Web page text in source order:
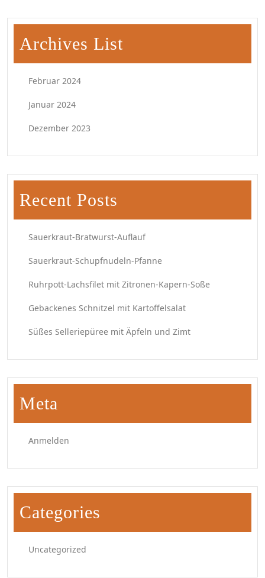
Archives List
Februar 2024
Januar 2024
Dezember 2023
Recent Posts
Sauerkraut-Bratwurst-Auflauf
Sauerkraut-Schupfnudeln-Pfanne
Ruhrpott-Lachsfilet mit Zitronen-Kapern-Soße
Gebackenes Schnitzel mit Kartoffelsalat
Süßes Selleriepüree mit Äpfeln und Zimt
Meta
Anmelden
Categories
Uncategorized